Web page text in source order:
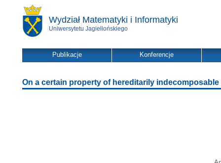
Wydział Matematyki i Informatyki
Uniwersytetu Jagiellońskiego
Publikacje Konferencje
On a certain property of hereditarily